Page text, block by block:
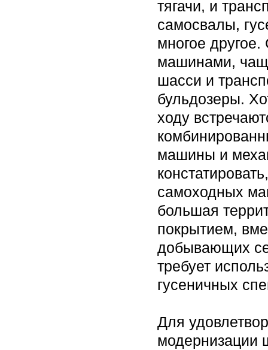
тягачи, и
самосвалы,
многое
машинами,
шасси и
бульдозеры.
ходу
машины и
самоходных
большая
покрытием,
добывающих
требует
гусеничных
Для
модернизации